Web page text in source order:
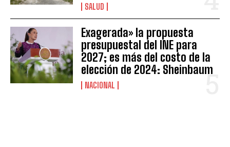
SALUD
Exagerada» la propuesta
presupuestal del INE para
2027; es más del costo de la
elección de 2024: Sheinbaum
NACIONAL